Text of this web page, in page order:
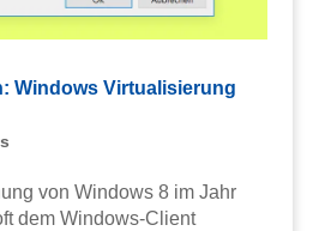
Windows Virtualisierung
von Windows 8 im Jahr
dem Windows-Client